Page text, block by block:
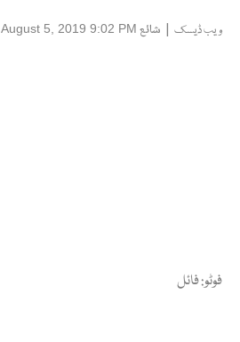
ویب ڈیسک | شائع August 5, 2019 9:02 PM
فوٹو: فائل